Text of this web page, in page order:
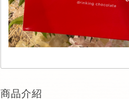
商品介紹